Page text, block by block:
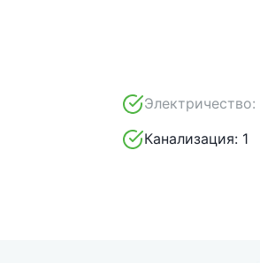
Электричество:
Канализация: 1